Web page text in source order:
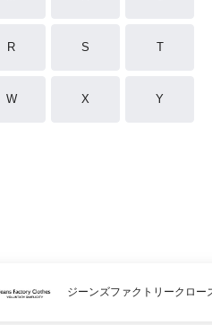
R S T
W X Y
ジーンズファクトリークロー